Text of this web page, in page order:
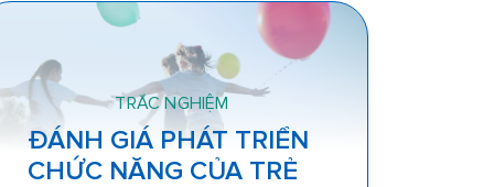
TRẮC NGHIỆM
ĐÁNH GIÁ PHÁT TRIỂN
CHỨC NĂNG CỦA TRẺ